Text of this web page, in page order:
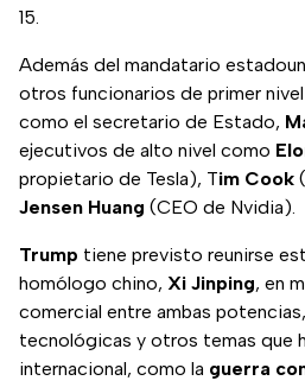
15.
Además del mandatario
otros funcionarios de primer
como el secretario de Estado,
ejecutivos de alto nivel como
propietario de Tesla), Tim Cook
Jensen Huang (CEO de Nvidia).
Trump tiene previsto reunirse
homólogo chino, Xi Jinping, en
comercial entre ambas
tecnológicas y otros temas que
internacional, como la guerra